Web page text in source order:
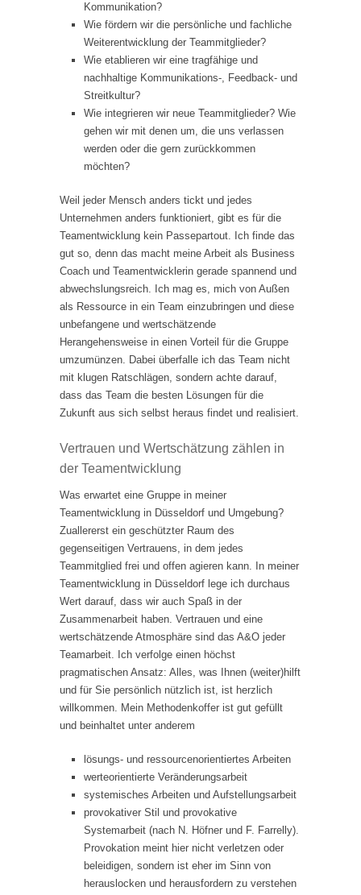
Kommunikation?
Wie fördern wir die persönliche und fachliche
Weiterentwicklung der Teammitglieder?
Wie etablieren wir eine tragfähige und
nachhaltige Kommunikations-, Feedback- und
Streitkultur?
Wie integrieren wir neue Teammitglieder? Wie
gehen wir mit denen um, die uns verlassen
werden oder die gern zurückkommen
möchten?
Weil jeder Mensch anders tickt und jedes
Unternehmen anders funktioniert, gibt es für die
Teamentwicklung kein Passepartout. Ich finde das
gut so, denn das macht meine Arbeit als Business
Coach und Teamentwicklerin gerade spannend und
abwechslungsreich. Ich mag es, mich von Außen
als Ressource in ein Team einzubringen und diese
unbefangene und wertschätzende
Herangehensweise in einen Vorteil für die Gruppe
umzumünzen. Dabei überfalle ich das Team nicht
mit klugen Ratschlägen, sondern achte darauf,
dass das Team die besten Lösungen für die
Zukunft aus sich selbst heraus findet und realisiert.
Vertrauen und Wertschätzung zählen in
der Teamentwicklung
Was erwartet eine Gruppe in meiner
Teamentwicklung in Düsseldorf und Umgebung?
Zuallererst ein geschützter Raum des
gegenseitigen Vertrauens, in dem jedes
Teammitglied frei und offen agieren kann. In meiner
Teamentwicklung in Düsseldorf lege ich durchaus
Wert darauf, dass wir auch Spaß in der
Zusammenarbeit haben. Vertrauen und eine
wertschätzende Atmosphäre sind das A&O jeder
Teamarbeit. Ich verfolge einen höchst
pragmatischen Ansatz: Alles, was Ihnen (weiter)hilft
und für Sie persönlich nützlich ist, ist herzlich
willkommen. Mein Methodenkoffer ist gut gefüllt
und beinhaltet unter anderem
lösungs- und ressourcenorientiertes Arbeiten
werteorientierte Veränderungsarbeit
systemisches Arbeiten und Aufstellungsarbeit
provokativer Stil und provokative
Systemarbeit (nach N. Höfner und F. Farrelly).
Provokation meint hier nicht verletzen oder
beleidigen, sondern ist eher im Sinn von
herauslocken und herausfordern zu verstehen